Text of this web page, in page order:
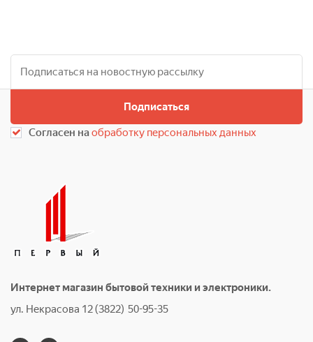
Подписаться
Согласен наобработку персональных данных
Интернет магазин бытовой техники и электроники.
ул. Некрасова 12 (3822) 50-95-35